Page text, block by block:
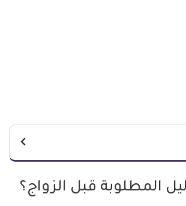
المطلوبة قبل الزواج؟